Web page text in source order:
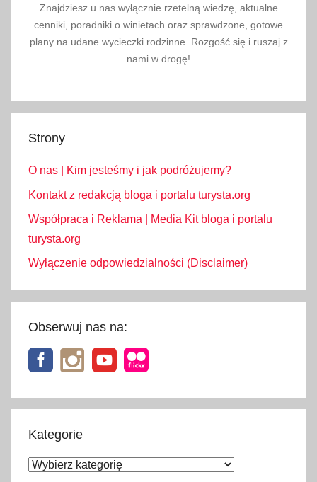
Znajdziesz u nas wyłącznie rzetelną wiedzę, aktualne
cenniki, poradniki o winietach oraz sprawdzone, gotowe
plany na udane wycieczki rodzinne. Rozgość się i ruszaj z
nami w drogę!
Strony
O nas | Kim jesteśmy i jak podróżujemy?
Kontakt z redakcją bloga i portalu turysta.org
Współpraca i Reklama | Media Kit bloga i portalu
turysta.org
Wyłączenie odpowiedzialności (Disclaimer)
Obserwuj nas na:
Kategorie
Kategorie